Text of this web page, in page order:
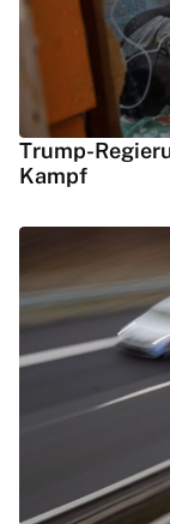
Trump-
Kampf